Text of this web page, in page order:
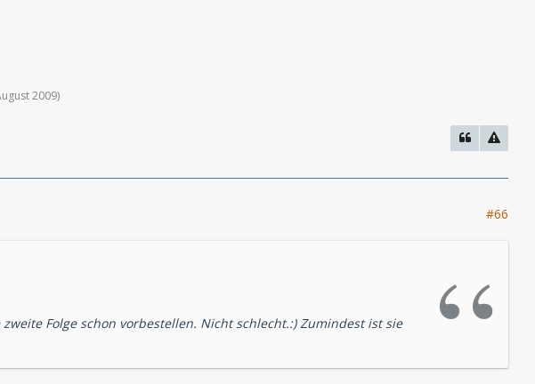
2009)
#66
Folge schon vorbestellen. Nicht schlecht.:) Zumindest ist sie